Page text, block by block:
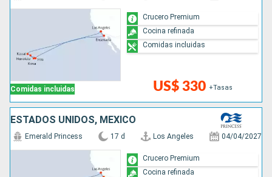
Comidas incluidas US$ 330 +Tasas
Crucero Premium
Cocina refinada
Comidas incluidas
ESTADOS UNIDOS, MÉXICO
Emerald Princess 17 d Los Angeles 04/04/2027
Crucero Premium
Cocina refinada